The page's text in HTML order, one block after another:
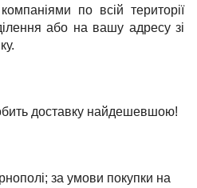
по всій території
або на вашу адресу зі
доставку найдешевшою!
за умови покупки на